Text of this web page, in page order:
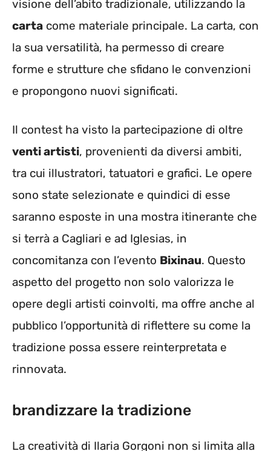
visione dell’abito tradizionale, utilizzando la
carta come materiale principale. La carta, con
la sua versatilità, ha permesso di creare
forme e strutture che sfidano le convenzioni
e propongono nuovi significati.
Il contest ha visto la partecipazione di oltre
venti artisti, provenienti da diversi ambiti,
tra cui illustratori, tatuatori e grafici. Le opere
sono state selezionate e quindici di esse
saranno esposte in una mostra itinerante che
si terrà a Cagliari e ad Iglesias, in
concomitanza con l’evento Bixinau. Questo
aspetto del progetto non solo valorizza le
opere degli artisti coinvolti, ma offre anche al
pubblico l’opportunità di riflettere su come la
tradizione possa essere reinterpretata e
rinnovata.
brandizzare la tradizione
La creatività di Ilaria Gorgoni non si limita alla